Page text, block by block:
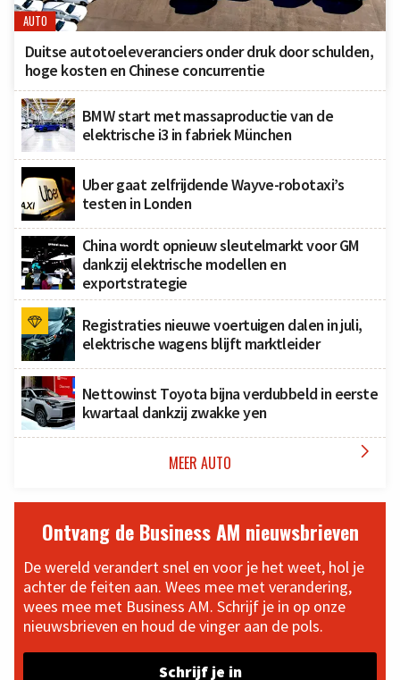
AUTO
Duitse autotoeleveranciers onder druk door schulden,
hoge kosten en Chinese concurrentie
BMW start met massaproductie van de
elektrische i3 in fabriek München
Uber gaat zelfrijdende Wayve-robotaxi’s
testen in Londen
China wordt opnieuw sleutelmarkt voor GM
dankzij elektrische modellen en
exportstrategie
Registraties nieuwe voertuigen dalen in juli,
elektrische wagens blijft marktleider
Nettowinst Toyota bijna verdubbeld in eerste
kwartaal dankzij zwakke yen
MEER AUTO 
Ontvang de Business AM nieuwsbrieven
De wereld verandert snel en voor je het weet, hol je
achter de feiten aan. Wees mee met verandering,
wees mee met Business AM. Schrijf je in op onze
nieuwsbrieven en houd de vinger aan de pols.
Schrijf je in